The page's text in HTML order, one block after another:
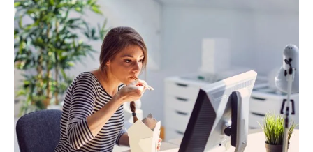
Millised
on
sinu
ja
su
pere
söömisharjumused?